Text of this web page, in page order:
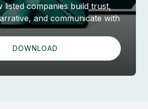
listed companies build trust,
and communicate with
DOWNLOAD